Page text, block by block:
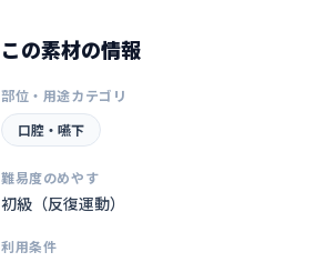
この素材の情報
部位・用途カテゴリ
口腔・嚥下
難易度のめやす
初級（反復運動）
利用条件